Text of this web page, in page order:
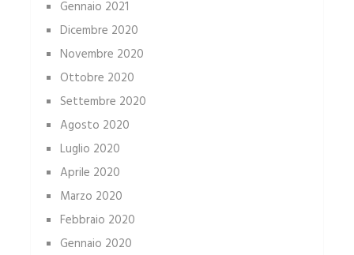
Gennaio 2021
Dicembre 2020
Novembre 2020
Ottobre 2020
Settembre 2020
Agosto 2020
Luglio 2020
Aprile 2020
Marzo 2020
Febbraio 2020
Gennaio 2020